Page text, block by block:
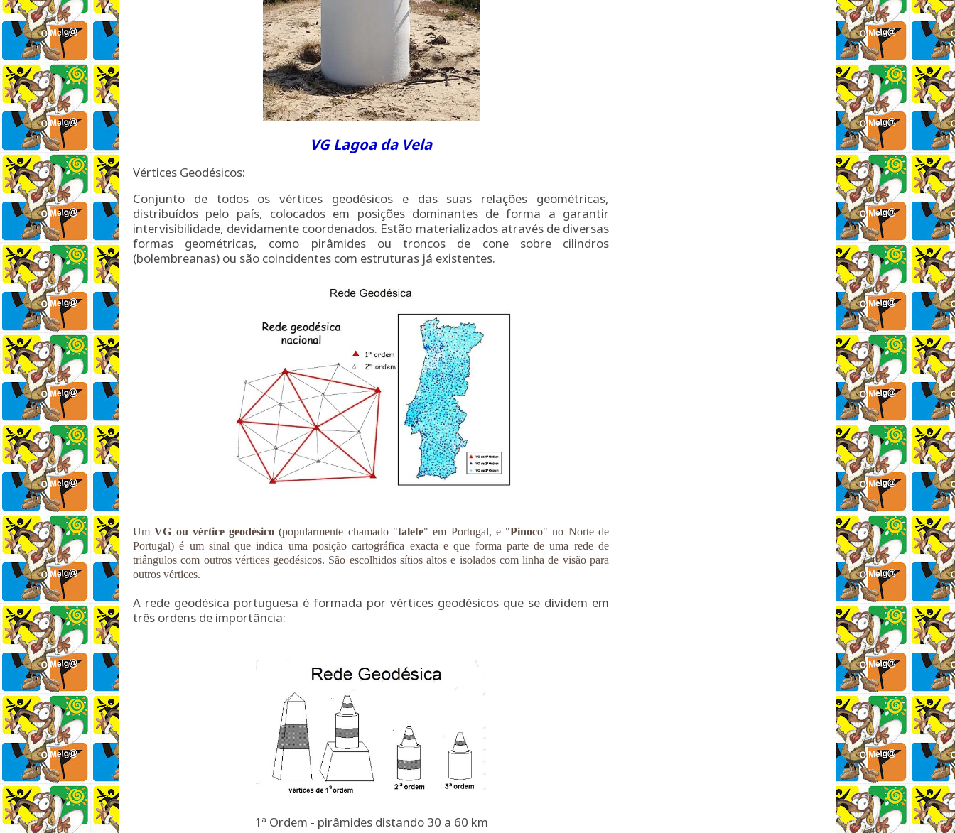
VG Lagoa da Vela
Vértices Geodésicos:
Conjunto de todos os vértices geodésicos e das suas relações geométricas,
distribuídos pelo país, colocados em posições dominantes de forma a garantir
intervisibilidade, devidamente coordenados. Estão materializados através de diversas
formas geométricas, como pirâmides ou troncos de cone sobre cilindros
(bolembreanas) ou são coincidentes com estruturas já existentes.
UmVG ou vértice geodésico (popularmente chamado "talefe" em Portugal, e "Pinoco" no Norte de
Portugal) é um sinal que indica uma posição cartográfica exacta e que forma parte de uma rede de
triângulos com outros vértices geodésicos. São escolhidos sítios altos e isolados com linha de visão para
outros vértices.
A rede geodésica portuguesa é formada por vértices geodésicos que se dividem em
três ordens de importância:
1ª Ordem - pirâmides distando 30 a 60 km